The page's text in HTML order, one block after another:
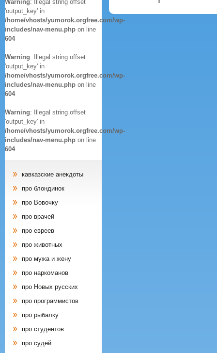
Warning: Illegal string offset
'output_key' in
/home/vhosts/yumorok.orgfree.com/wp-
includes/nav-menu.php on line
604
Warning: Illegal string offset
'output_key' in
/home/vhosts/yumorok.orgfree.com/wp-
includes/nav-menu.php on line
604
Warning: Illegal string offset
'output_key' in
/home/vhosts/yumorok.orgfree.com/wp-
includes/nav-menu.php on line
604
кавказские анекдоты
про блондинок
про Вовочку
про врачей
про евреев
про животных
про мужа и жену
про наркоманов
про Новых русских
про программистов
про рыбалку
про студентов
про судей